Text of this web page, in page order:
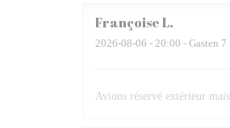
FrançoiseL
2026-08-06 - 20:00 - Gasten 7
Avions réservé extérieur